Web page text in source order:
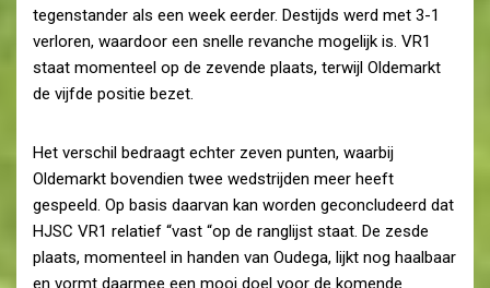
tegenstander als een week eerder. Destijds werd met 3-1
verloren, waardoor een snelle revanche mogelijk is. VR1
staat momenteel op de zevende plaats, terwijl Oldemarkt
de vijfde positie bezet.
Het verschil bedraagt echter zeven punten, waarbij
Oldemarkt bovendien twee wedstrijden meer heeft
gespeeld. Op basis daarvan kan worden geconcludeerd dat
HJSC VR1 relatief “vast “op de ranglijst staat. De zesde
plaats, momenteel in handen van Oudega, lijkt nog haalbaar
en vormt daarmee een mooi doel voor de komende